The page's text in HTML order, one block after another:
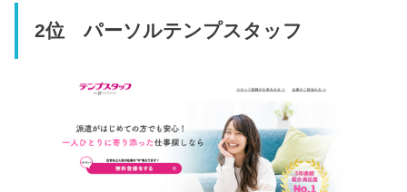
2位 パーソルテンプスタッフ